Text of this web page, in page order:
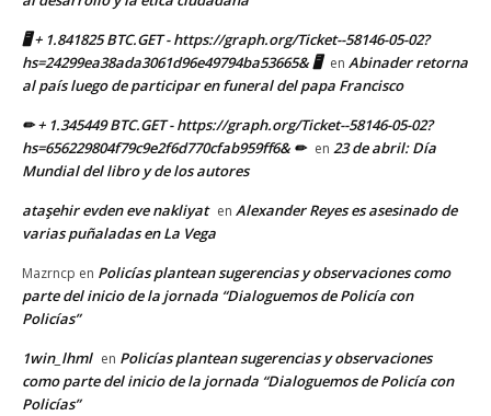
🖥 + 1.841825 BTC.GET - https://graph.org/Ticket--58146-05-02?
hs=24299ea38ada3061d96e49794ba53665& 🖥 en Abinader retorna
al país luego de participar en funeral del papa Francisco
✏ + 1.345449 BTC.GET - https://graph.org/Ticket--58146-05-02?
hs=656229804f79c9e2f6d770cfab959ff6& ✏ en 23 de abril: Día
Mundial del libro y de los autores
ataşehir evden eve nakliyat en Alexander Reyes es asesinado de
varias puñaladas en La Vega
Mazrncp en Policías plantean sugerencias y observaciones como
parte del inicio de la jornada “Dialoguemos de Policía con
Policías”
1win_lhml en Policías plantean sugerencias y observaciones
como parte del inicio de la jornada “Dialoguemos de Policía con
Policías”